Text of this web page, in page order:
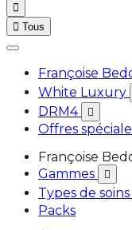

 Tous
Françoise
White Luxury
DRM4 
Offres
Françoise
Gammes

Types de soins
Packs